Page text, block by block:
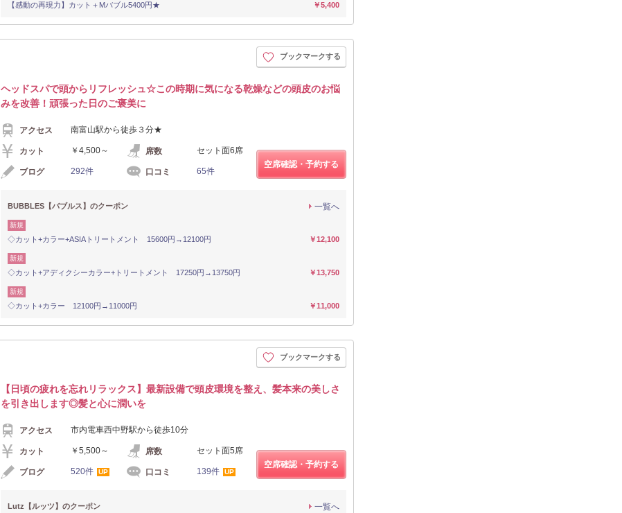
【感動の再現力】カット＋Mバブル5400円★ ￥5,400
ブックマークする
ヘッドスパで頭からリフレッシュ☆この時期に気になる乾燥などの頭皮のお悩
みを改善！頑張った日のご褒美に
アクセス 南富山駅から徒歩３分★
カット ￥4,500～ 席数 セット面6席
ブログ 292件 口コミ 65件
空席確認・予約する
BUBBLES【バブルス】のクーポン 一覧へ
新規
◇カット+カラー+ASIAトリートメント 15600円→12100円 ￥12,100
新規
◇カット+アディクシーカラー+トリートメント 17250円→13750円 ￥13,750
新規
◇カット+カラー 12100円→11000円 ￥11,000
ブックマークする
【日頃の疲れを忘れリラックス】最新設備で頭皮環境を整え、髪本来の美しさ
を引き出します◎髪と心に潤いを
アクセス 市内電車西中野駅から徒歩10分
カット ￥5,500～ 席数 セット面5席
ブログ 520件 UP 口コミ 139件 UP
空席確認・予約する
Lutz【ルッツ】のクーポン 一覧へ